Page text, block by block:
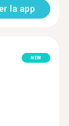
la app
NEW